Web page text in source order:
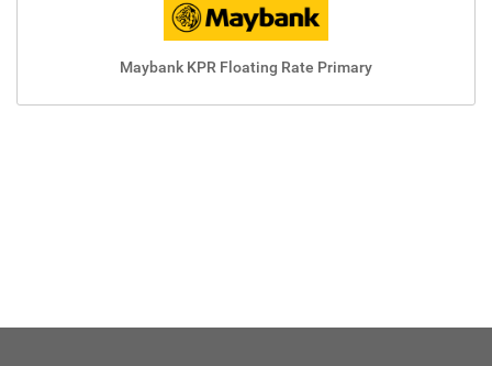
Maybank KPR Floating Rate Primary